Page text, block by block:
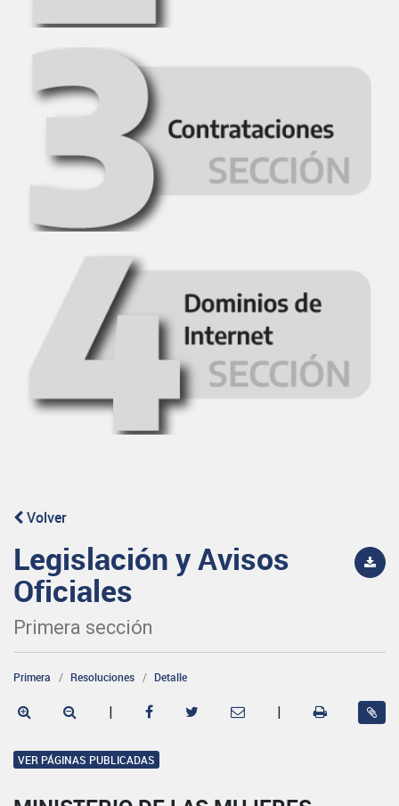
Volver
Legislación y Avisos
Oficiales
Primera sección
Primera Resoluciones Detalle
| |
VER PÁGINAS PUBLICADAS